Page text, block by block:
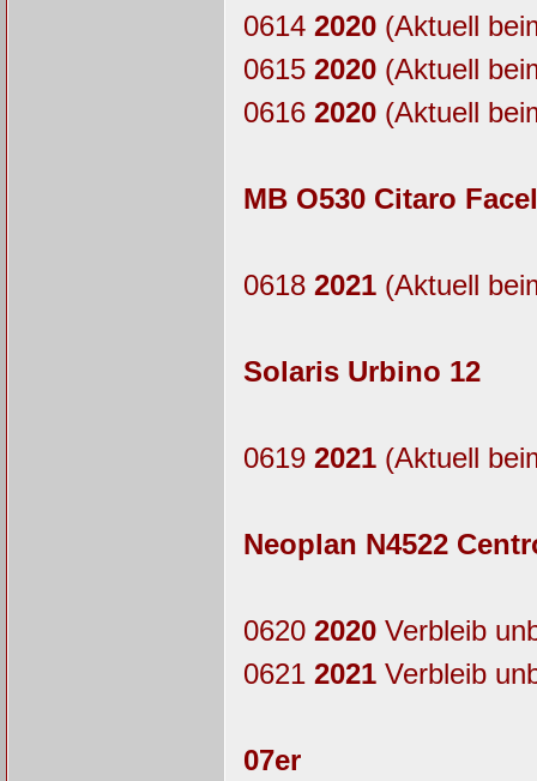
0614 2020(Aktuell
0615 2020(Aktuell
0616 2020(Aktuell
MB O530 Citaro
0618 2021(Aktuell
Solaris Urbino 12
0619 2021(Aktuell
Neoplan N4522
0620 2020Verbleib
0621 2021Verbleib
07er